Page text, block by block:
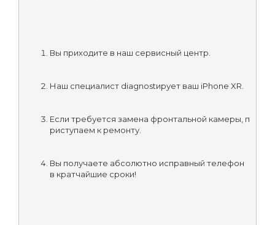
Вы приходите в наш сервисный центр.
Наш специалист diagnostирует ваш iPhone XR.
Если требуется замена фронтальной камеры, п
риступаем к ремонту.
Вы получаете абсолютно исправный телефон
в кратчайшие сроки!